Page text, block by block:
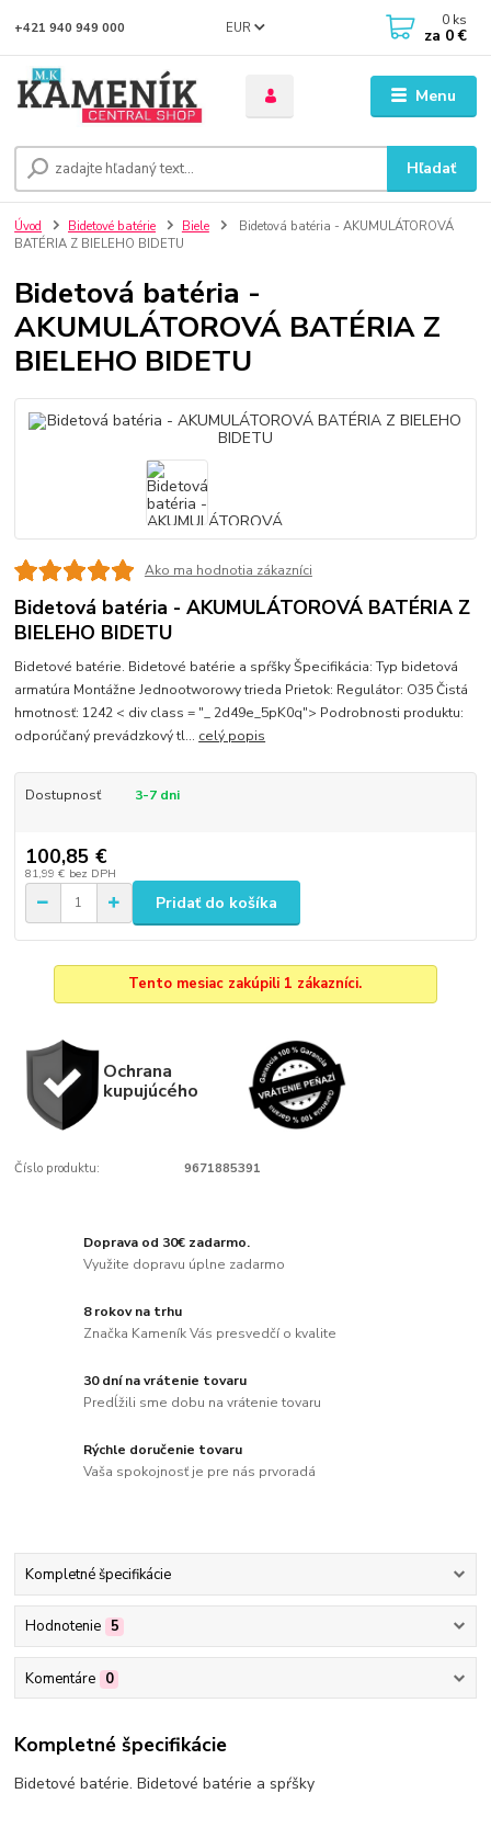
Menu
EUR
Hľadať
+421 940 949 000 0 ks
za 0 €
Úvod Bidetové batérie Biele
Bidetová batéria - AKUMULÁTOROVÁ
BATÉRIA Z BIELEHO BIDETU
Bidetová batéria -
AKUMULÁTOROVÁ BATÉRIA Z
BIELEHO BIDETU
Ako ma hodnotia zákazníci
Bidetová batéria - AKUMULÁTOROVÁ BATÉRIA Z
BIELEHO BIDETU
Bidetové batérie. Bidetové batérie a spŕšky Špecifikácia: Typ bidetová
armatúra Montážne Jednootworowy trieda Prietok: Regulátor: O35 Čistá
hmotnosť: 1242 < div class = "_ 2d49e_5pK0q"> Podrobnosti produktu:
odporúčaný prevádzkový tl... celý popis
Dostupnosť 3-7 dni
100,85 €
81,99 € bez DPH
Pridať do košíka
Tento mesiac zakúpili 1 zákazníci.
Ochrana
kupujúcého
Číslo produktu: 9671885391
Doprava od 30€ zadarmo.
Využite dopravu úplne zadarmo
8 rokov na trhu
Značka Kameník Vás presvedčí o kvalite
30 dní na vrátenie tovaru
Predĺžili sme dobu na vrátenie tovaru
Rýchle doručenie tovaru
Vaša spokojnosť je pre nás prvoradá
Kompletné špecifikácie
Hodnotenie 5
Komentáre 0
Kompletné špecifikácie
Bidetové batérie. Bidetové batérie a spŕšky